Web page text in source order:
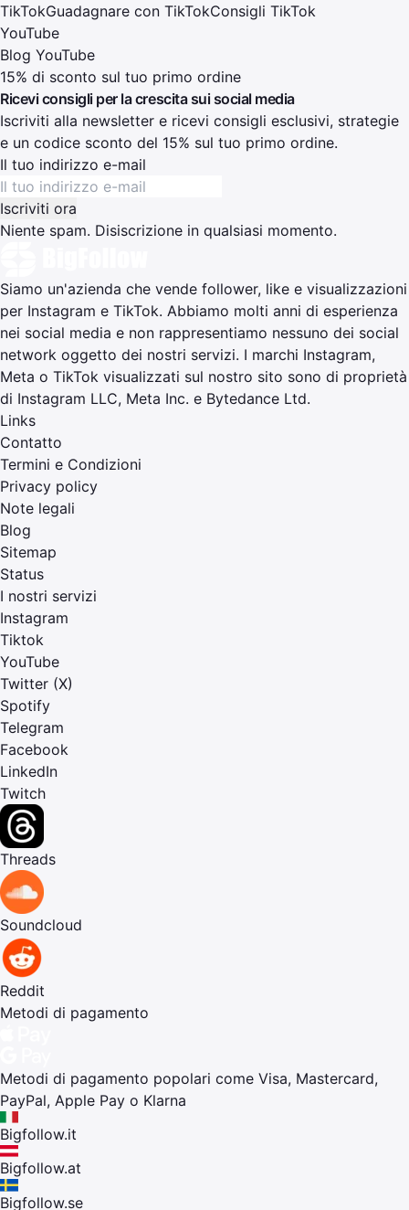
TikTokGuadagnare con TikTokConsigli TikTok
YouTube
Blog YouTube
15% di sconto sul tuo primo ordine
Ricevi consigli per la crescita sui social media
Iscriviti alla newsletter e ricevi consigli esclusivi, strategie
e un codice sconto del 15% sul tuo primo ordine.
Il tuo indirizzo e-mail
Iscriviti ora
Niente spam. Disiscrizione in qualsiasi momento.
Siamo un'azienda che vende follower, like e visualizzazioni
per Instagram e TikTok. Abbiamo molti anni di esperienza
nei social media e non rappresentiamo nessuno dei social
network oggetto dei nostri servizi. I marchi Instagram,
Meta o TikTok visualizzati sul nostro sito sono di proprietà
di Instagram LLC, Meta Inc. e Bytedance Ltd.
Links
Contatto
Termini e Condizioni
Privacy policy
Note legali
Blog
Sitemap
Status
I nostri servizi
Instagram
Tiktok
YouTube
Twitter (X)
Spotify
Telegram
Facebook
LinkedIn
Twitch
Threads
Soundcloud
Reddit
Metodi di pagamento
Metodi di pagamento popolari come Visa, Mastercard,
PayPal, Apple Pay o Klarna
Bigfollow.it
Bigfollow.at
Bigfollow.se